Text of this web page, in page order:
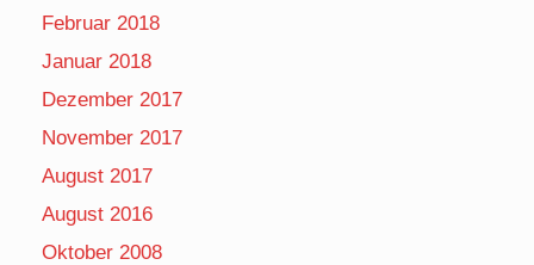
Februar 2018
Januar 2018
Dezember 2017
November 2017
August 2017
August 2016
Oktober 2008